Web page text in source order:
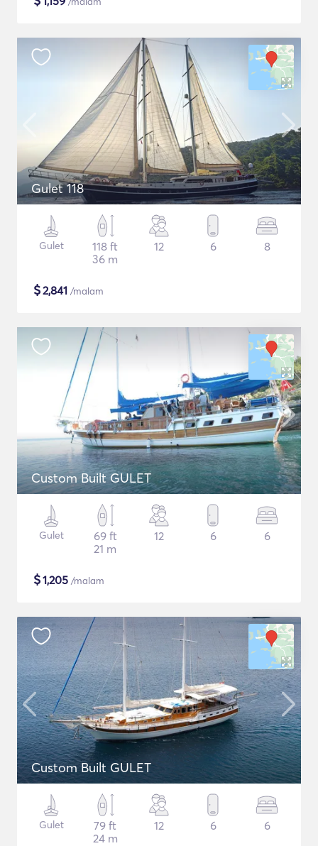
Gulet 118
Gulet
118 ft
36 m
12 6 8
$2,841 /malam
Custom Built GULET
Gulet
69 ft
21 m
12 6 6
$1,205 /malam
Custom Built GULET
Gulet
79 ft
24 m
12 6 6